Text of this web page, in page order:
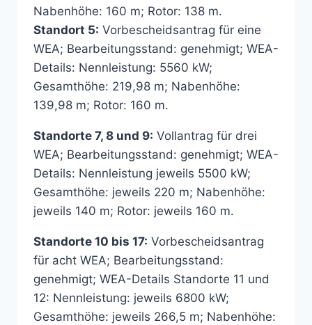
Nabenhöhe: 160 m; Rotor: 138 m.
Standort 5: Vorbescheidsantrag für eine
WEA; Bearbeitungsstand: genehmigt; WEA-
Details: Nennleistung: 5560 kW;
Gesamthöhe: 219,98 m; Nabenhöhe:
139,98 m; Rotor: 160 m.
Standorte 7, 8 und 9: Vollantrag für drei
WEA; Bearbeitungsstand: genehmigt; WEA-
Details: Nennleistung jeweils 5500 kW;
Gesamthöhe: jeweils 220 m; Nabenhöhe:
jeweils 140 m; Rotor: jeweils 160 m.
Standorte 10 bis 17: Vorbescheidsantrag
für acht WEA; Bearbeitungsstand:
genehmigt; WEA-Details Standorte 11 und
12: Nennleistung: jeweils 6800 kW;
Gesamthöhe: jeweils 266,5 m; Nabenhöhe: